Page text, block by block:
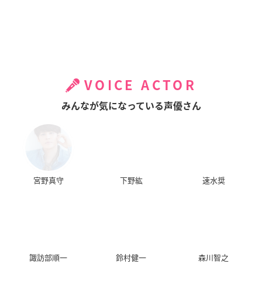
VOICE ACTOR
みんなが気になっている声優さん
宮野真守 下野紘 速水奨
諏訪部順一 鈴村健一 森川智之